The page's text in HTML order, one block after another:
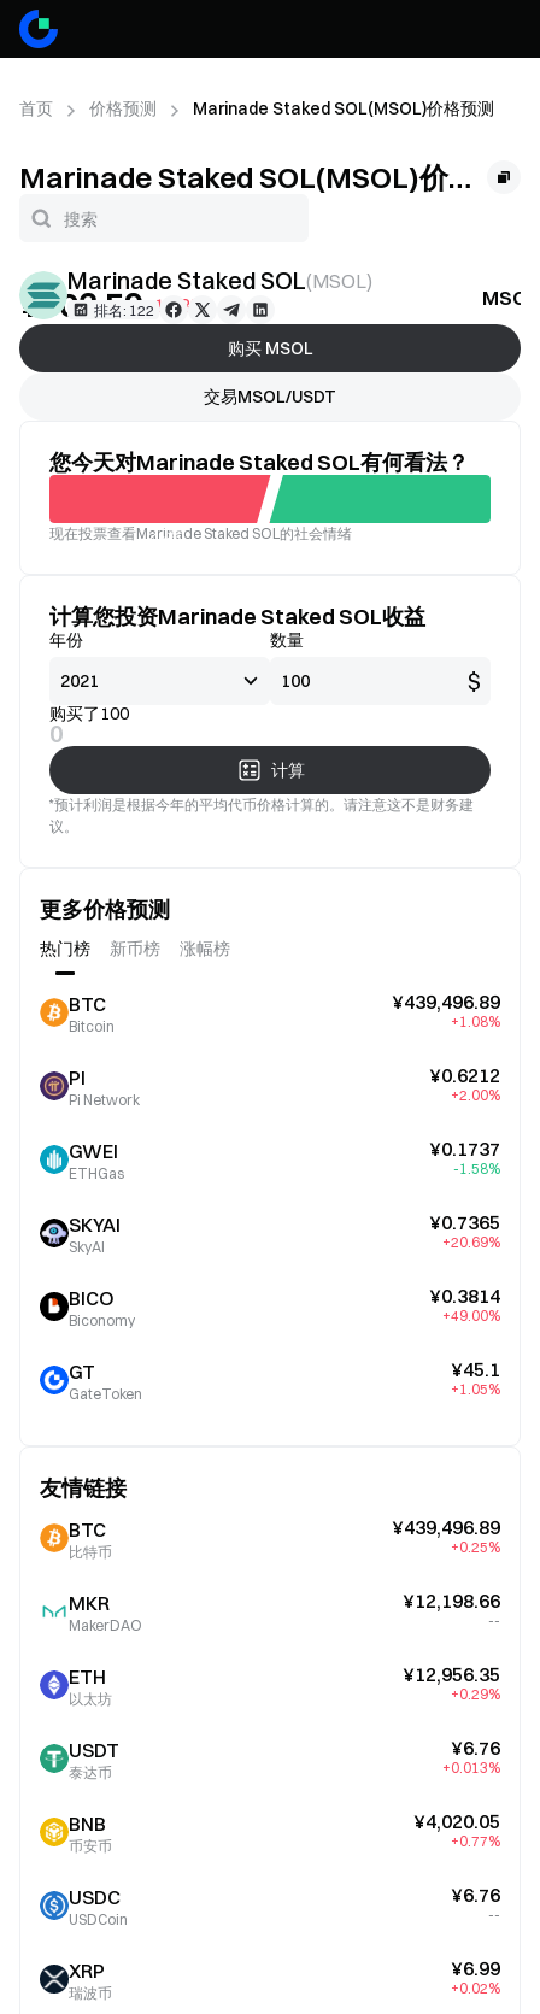
首页 价格预测 Marinade Staked SOL(MSOL)价格预测
Marinade Staked SOL(MSOL)价格
预测
Marinade Staked SOL(MSOL )
排名: 122
¥703.59+1.23%
购买 MSOL
交易MSOL/USDT
您今天对Marinade Staked SOL有何看法？
看好
不看
现在投票查看Marinade Staked SOL的社会情绪
计算您投资Marinade Staked SOL收益
年份 数量
$
购买了100
0
计算
*预计利润是根据今年的平均代币价格计算的。请注意这不是财务建
议。
更多价格预测
热门榜 新币榜 涨幅榜
BTC
Bitcoin
¥439,496.89
+1.08%
PI
Pi Network
¥0.6212
+2.00%
GWEI
ETHGas
¥0.1737
-1.58%
SKYAI
SkyAI
¥0.7365
+20.69%
BICO
Biconomy
¥0.3814
+49.00%
GT
GateToken
¥45.1
+1.05%
友情链接
BTC
比特币
¥439,496.89
+0.25%
MKR
MakerDAO
¥12,198.66
--
ETH
以太坊
¥12,956.35
+0.29%
USDT
泰达币
¥6.76
+0.013%
BNB
币安币
¥4,020.05
+0.77%
USDC
USDCoin
¥6.76
--
XRP
瑞波币
¥6.99
+0.02%